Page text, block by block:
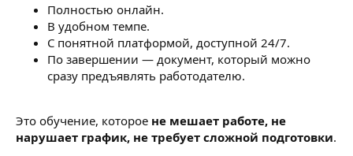
Полностью онлайн.
В удобном темпе.
С понятной платформой, доступной 24/7.
По завершении — документ, который можно
сразу предъявлять работодателю.
Это обучение, которое не мешает работе, не
нарушает график, не требует сложной подготовки.